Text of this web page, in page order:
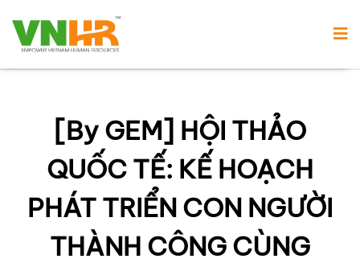
[By GEM] HỘI THẢO
QUỐC TẾ: KẾ HOẠCH
PHÁT TRIỂN CON NGƯỜI
THÀNH CÔNG CÙNG